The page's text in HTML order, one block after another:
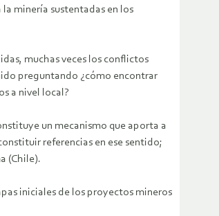
minería sustentadas en los
muchas veces los conflictos
preguntando ¿cómo encontrar
a nivel local?
un mecanismo que aporta a
referencias en ese sentido;
(Chile).
iniciales de los proyectos mineros